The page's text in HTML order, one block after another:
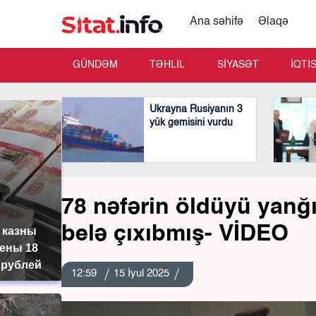
казны
18
Ana səhifə Əlaqə
GÜNDƏM TƏHLİL SİYASƏT
Ukrayna Rusiyanın 3
yük gəmisini vurdu
78 nəfərin öldüyü
belə çıxıbmış- VİDEO
12:59 15 İyul 2025